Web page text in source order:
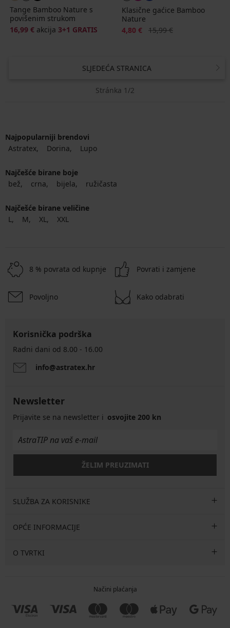
Tange Bamboo Nature s
povišenim strukom
16,99 € akcija 3+1 GRATIS
Klasične gaćice Bamboo
Nature
Popust
4,80 € Prvobitna cijena
15,99 €
SLJEDEĆA STRANICA
Stránka 1/2
Najpopularniji brendovi
Astratex
Dorina Lupo
Najčešće birane boje
bež
crna bijela ružičasta
Najčešće birane veličine
L
M XL XXL
8 % povrata od kupnje Povrati i zamjene
Povoljno Kako odabrati
Korisnička podrška
Radni dani od 8.00 - 16.00
info@astratex.hr
Newsletter
Prijavite se na newsletter i osvojite 200 kn
ŽELIM PREUZIMATI
SLUŽBA ZA KORISNIKE
OPĆE INFORMACIJE
O TVRTKI
Načini plaćanja